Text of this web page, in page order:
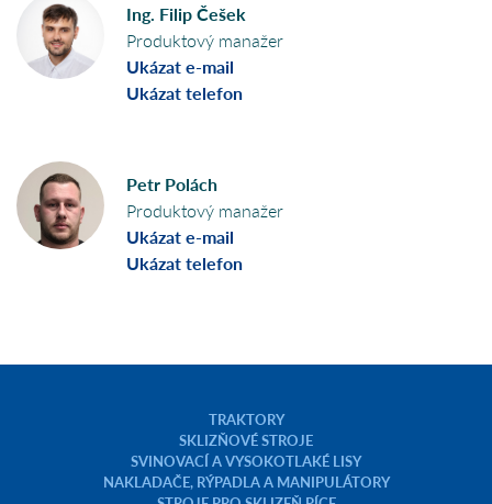
Ing. Filip Češek
Produktový manažer
Ukázat e-mail
Ukázat telefon
Petr Polách
Produktový manažer
Ukázat e-mail
Ukázat telefon
TRAKTORY
SKLIZŇOVÉ STROJE
SVINOVACÍ A VYSOKOTLAKÉ LISY
NAKLADAČE, RÝPADLA A MANIPULÁTORY